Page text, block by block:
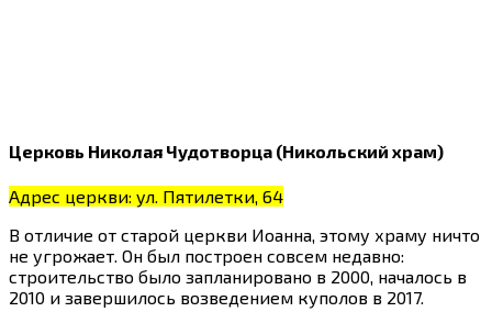
Церковь Николая Чудотворца (Никольский храм)
Адрес церкви: ул. Пятилетки, 64
В отличие от старой церкви Иоанна, этому храму ничто
не угрожает. Он был построен совсем недавно:
строительство было запланировано в 2000, началось в
2010 и завершилось возведением куполов в 2017.